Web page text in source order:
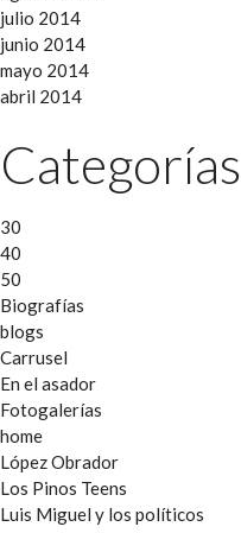
julio 2014
junio 2014
mayo 2014
abril 2014
Categorías
30
40
50
Biografías
blogs
Carrusel
En el asador
Fotogalerías
home
López Obrador
Los Pinos Teens
Luis Miguel y los políticos